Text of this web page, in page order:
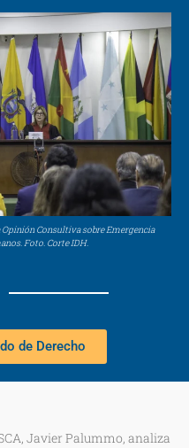
Consultiva sobre Emergencia
Foto. Corte IDH.
de Derecho
Javier Palummo, analiza